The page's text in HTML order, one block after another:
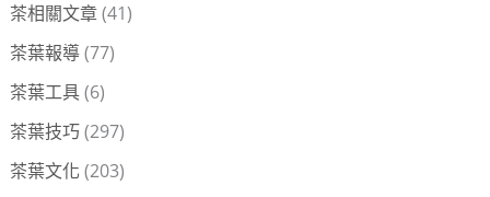
茶相關文章(41)
茶葉報導(77)
茶葉工具(6)
茶葉技巧(297)
茶葉文化 (203)